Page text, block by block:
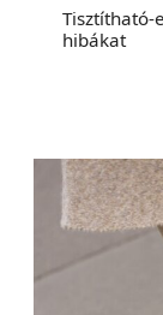
Tisztítható-
hibákat